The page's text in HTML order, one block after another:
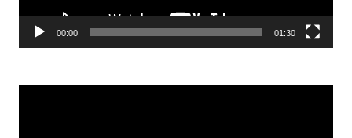
00:00 01:30
Odtwarzacz